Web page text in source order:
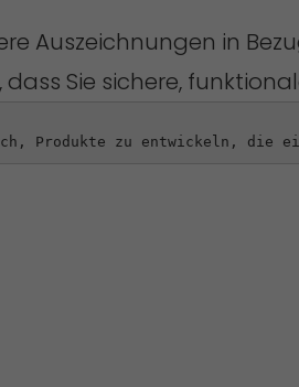
Auszeichnungen in
Sie sichere,
Produkte zu entwickeln, die